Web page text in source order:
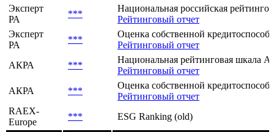
Эксперт
РА
***
Национальная российская
Рейтинговый отчет
Эксперт
РА
***
Оценка собственной
Рейтинговый отчет
АКРА
***
Национальная рейтинговая шкала
Рейтинговый отчет
АКРА
***
Оценка собственной
Рейтинговый отчет
RAEX-
Europe
*** ESG Ranking (old)